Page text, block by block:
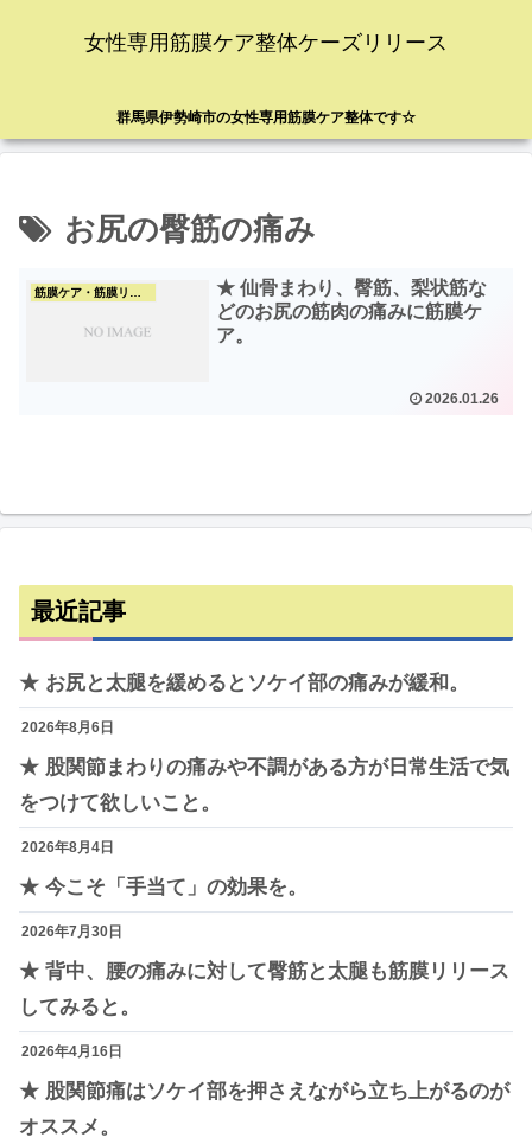
女性専用筋膜ケア整体ケーズリリース
群馬県伊勢崎市の女性専用筋膜ケア整体です☆
お尻の臀筋の痛み
★ 仙骨まわり、臀筋、梨状筋な
どのお尻の筋肉の痛みに筋膜ケ
ア。
2026.01.26
最近記事
★ お尻と太腿を緩めるとソケイ部の痛みが緩和。
2026年8月6日
★ 股関節まわりの痛みや不調がある方が日常生活で気
をつけて欲しいこと。
2026年8月4日
★ 今こそ「手当て」の効果を。
2026年7月30日
★ 背中、腰の痛みに対して臀筋と太腿も筋膜リリース
してみると。
2026年4月16日
★ 股関節痛はソケイ部を押さえながら立ち上がるのが
オススメ。